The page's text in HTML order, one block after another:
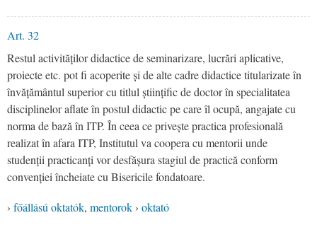
Art. 32
Restul activităților didactice de seminarizare, lucrări aplicative,
proiecte etc. pot fi acoperite și de alte cadre didactice titularizate în
învățământul superior cu titlul științific de doctor în specialitatea
disciplinelor aflate în postul didactic pe care îl ocupă, angajate cu
norma de bază în ITP. În ceea ce privește practica profesională
realizat în afara ITP, Institutul va coopera cu mentorii unde
studenții practicanți vor desfășura stagiul de practică conform
convenției încheiate cu Bisericile fondatoare.
› főállású oktatók, mentorok › oktató